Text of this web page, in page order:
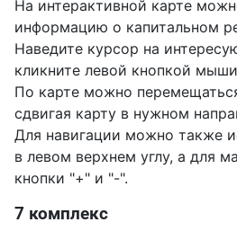
На интерактивной карте
информацию о капитальном
Наведите курсор на
кликните левой кнопкой
По карте можно
сдвигая карту в нужном
Для навигации можно также
в левом верхнем углу, а для
кнопки "+" и "-".
7 комплекс